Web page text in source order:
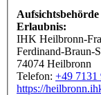
Erlaubnis:
IHK Heilbronn-
Ferdinand-Braun-
74074 Heilbronn
Telefon: +49 7131
https://